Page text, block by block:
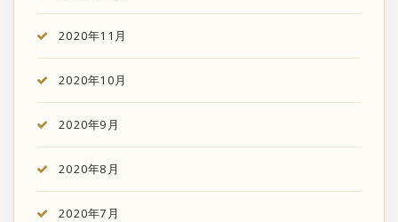
2020年11月
2020年10月
2020年9月
2020年8月
2020年7月